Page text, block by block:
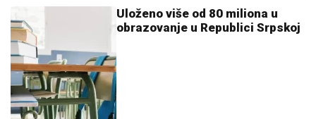
Uloženo više od 80 miliona u
obrazovanje u Republici Srpskoj